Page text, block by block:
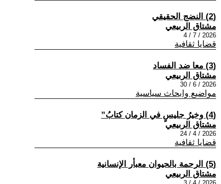
(2) النضج الحقيقي
مشتاق الربيعي
2026 / 7 / 4
قضايا ثقافية
(3) معا ضد الفساد
مشتاق الربيعي
2026 / 6 / 30
مواضيع وابحاث سياسية
(4) وخيرُ جليسٍ في الزمان كتابُ”
مشتاق الربيعي
2026 / 4 / 24
قضايا ثقافية
(5) الرحمة بالحيوان معبأر الإنسانية
مشتاق الربيعي